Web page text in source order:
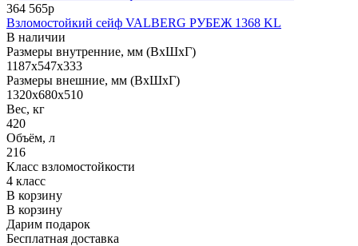
364 565р
Взломостойкий сейф VALBERG РУБЕЖ 1368 KL
В наличии
Размеры внутренние, мм (ВхШхГ)
1187x547x333
Размеры внешние, мм (ВхШхГ)
1320x680x510
Вес, кг
420
Объём, л
216
Класс взломостойкости
4 класс
В корзину
В корзину
Дарим подарок
Бесплатная доставка